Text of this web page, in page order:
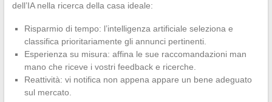
dell’IA nella ricerca della casa ideale:
Risparmio di tempo: l’intelligenza artificiale seleziona e
classifica prioritariamente gli annunci pertinenti.
Esperienza su misura: affina le sue raccomandazioni man
mano che riceve i vostri feedback e ricerche.
Reattività: vi notifica non appena appare un bene adeguato
sul mercato.